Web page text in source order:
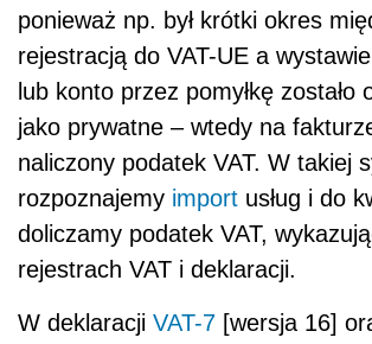
ponieważ np. był krótki okres
rejestracją do VAT-UE a
lub konto przez pomyłkę zostało
jako prywatne – wtedy na
naliczony podatek VAT. W takiej
rozpoznajemy import usług i do
doliczamy podatek VAT,
rejestrach VAT i deklaracji.
W deklaracji VAT-7 [wersja 16]